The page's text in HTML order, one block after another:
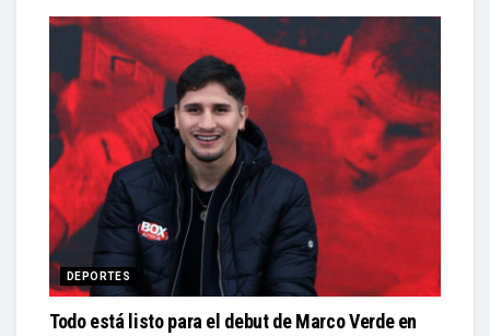
DEPORTES
Todo está listo para el debut de Marco Verde en